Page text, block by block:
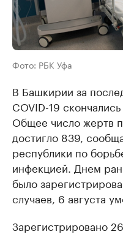
Фото: РБК Уфа
В Башкирии за
COVID-19
Общее число жертв
достигло 839,
республики по
инфекцией. Днем
было
случаев, 6 августа
Зарегистрировано